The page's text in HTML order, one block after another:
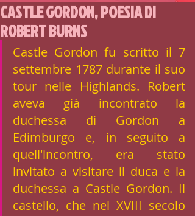
CASTLE GORDON, POESIA DI
ROBERT BURNS
Castle Gordon fu scritto il 7
settembre 1787 durante il suo
tour nelle Highlands. Robert
aveva già incontrato la
duchessa di Gordon a
Edimburgo e, in seguito a
quell'incontro, era stato
invitato a visitare il duca e la
duchessa a Castle Gordon. Il
castello, che nel XVIII secolo